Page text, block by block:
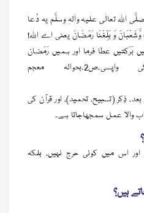
اللہ تعالٰی علیہ واٰلہٖ وسلَّم یہ دُعا
وَ بَلِّغْنَا رَمَضَانَ یعنی اے اللہ!
بَرَکتیں عطا فرما اور ہمیں رَمَضان
تک پہنچا۔ (کفن کی واپسی،ص2،بحوالہ معجم
ذِکر (تسبیح، تحمید)، اور قرآن کی
والا عمل سمجھاجاتا ہے۔
اس میں کوئی حرج نہیں، بلکہ
ہیں؟